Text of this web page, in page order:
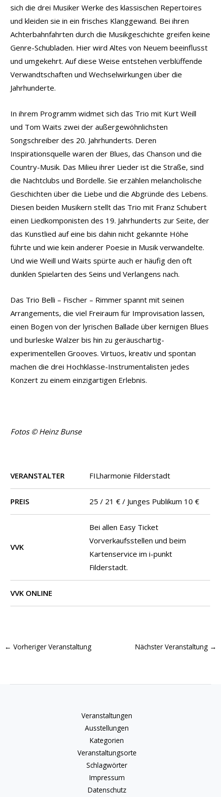
sich die drei Musiker Werke des klassischen Repertoires
und kleiden sie in ein frisches Klanggewand. Bei ihren
Achterbahnfahrten durch die Musikgeschichte greifen keine
Genre-Schubladen. Hier wird Altes von Neuem beeinflusst
und umgekehrt. Auf diese Weise entstehen verblüffende
Verwandtschaften und Wechselwirkungen über die
Jahrhunderte.
In ihrem Programm widmet sich das Trio mit Kurt Weill
und Tom Waits zwei der außergewöhnlichsten
Songschreiber des 20. Jahrhunderts. Deren
Inspirationsquelle waren der Blues, das Chanson und die
Country-Musik. Das Milieu ihrer Lieder ist die Straße, sind
die Nachtclubs und Bordelle. Sie erzählen melancholische
Geschichten über die Liebe und die Abgründe des Lebens.
Diesen beiden Musikern stellt das Trio mit Franz Schubert
einen Liedkomponisten des 19. Jahrhunderts zur Seite, der
das Kunstlied auf eine bis dahin nicht gekannte Höhe
führte und wie kein anderer Poesie in Musik verwandelte.
Und wie Weill und Waits spürte auch er häufig den oft
dunklen Spielarten des Seins und Verlangens nach.
Das Trio Belli – Fischer – Rimmer spannt mit seinen
Arrangements, die viel Freiraum für Improvisation lassen,
einen Bogen von der lyrischen Ballade über kernigen Blues
und burleske Walzer bis hin zu geräuschartig-
experimentellen Grooves. Virtuos, kreativ und spontan
machen die drei Hochklasse-Instrumentalisten jedes
Konzert zu einem einzigartigen Erlebnis.
Fotos © Heinz Bunse
VERANSTALTER FILharmonie Filderstadt
PREIS 25 / 21 € / Junges Publikum 10 €
VVK
Bei allen Easy Ticket
Vorverkaufsstellen und beim
Kartenservice im i-punkt
Filderstadt.
VVK ONLINE
← Vorheriger Veranstaltung Nächster Veranstaltung →
Veranstaltungen
Ausstellungen
Kategorien
Veranstaltungsorte
Schlagwörter
Impressum
Datenschutz